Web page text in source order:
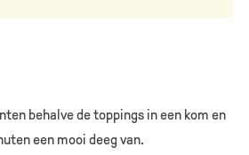
behalve de toppings in een kom en
een mooi deeg van.